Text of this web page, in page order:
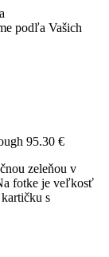
podľa Vašich
95.30 €
zeleňou v
fotke je veľkosť
s